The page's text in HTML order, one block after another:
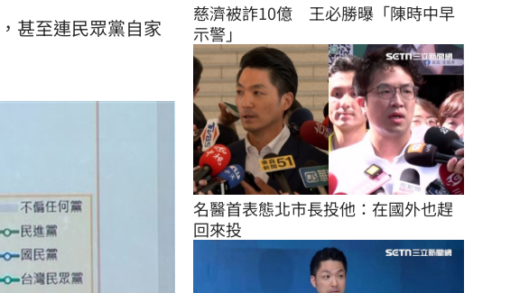
甚至連民眾黨自家
慈濟被詐10億　王必勝曝「陳時中早
示警」
名醫首表態北市長投他：在國外也趕
回來投